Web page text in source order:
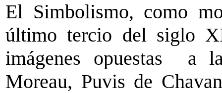
El Simbolismo, como
último tercio del siglo
imágenes opuestas a
Moreau, Puvis de